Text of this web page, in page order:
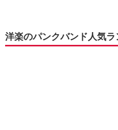
洋楽のパンクバンド人気